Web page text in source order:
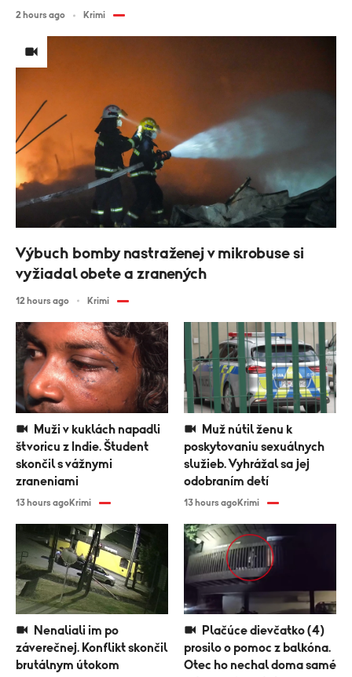
2 hours ago Krimi
Výbuch bomby nastraženej v mikrobuse si
vyžiadal obete a zranených
12 hours ago Krimi
štvoricu z Indie. Študent
skončil s vážnymi
zraneniami
13 hours agoKrimi
poskytovaniu sexuálnych
služieb. Vyhrážal sa jej
odobraním detí
13 hours agoKrimi
záverečnej. Konflikt skončil
brutálnym útokom
prosilo o pomoc z balkóna.
Otec ho nechal doma samé